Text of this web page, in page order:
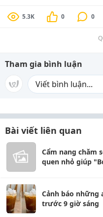
5.3K 0 0
Tham gia bình luận
Bài viết liên quan
Cẩm nang chăm
quen nhỏ giúp
Cảnh báo những
trước 9 giờ sáng